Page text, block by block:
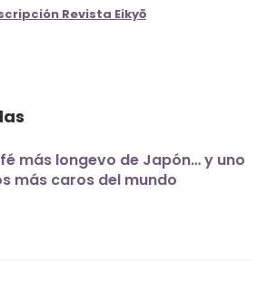
Revista Eikyō
más longevo de Japón… y uno
más caros del mundo